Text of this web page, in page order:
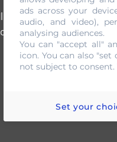
consiste à découvrir les
découvrir s’il
ads across your
audio, and video),
analysing audiences.
You can "accept all"
icon. You can also
not subject to
Set your